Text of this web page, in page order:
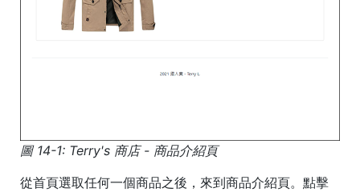
圖 14-1: Terry's 商店 - 商品介紹頁
從首頁選取任何一個商品之後，來到商品介紹頁。點擊